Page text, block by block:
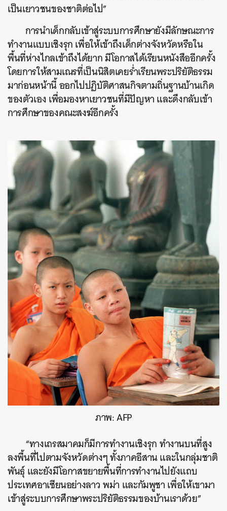
เป็นเยาวชนของชาติต่อไป”
การนำเด็กกลับเข้าสู่ระบบการศึกษายังมีลักษณะการ
ทำงานแบบเชิงรุก เพื่อให้เข้าถึงเด็กต่างจังหวัดหรือใน
พื้นที่ห่างไกลเข้าถึงได้ยาก มีโอกาสได้เรียนหนังสืออีกครั้ง
โดยการให้สามเณรที่เป็นนิสิตเคยร่ำเรียนพระปริยัติธรรม
มาก่อนหน้านี้ ออกไปปฏิบัติศาสนกิจตามถิ่นฐานบ้านเกิด
ของตัวเอง เพื่อมองหาเยาวชนที่มีปัญหา และดึงกลับเข้า
การศึกษาของคณะสงฆ์อีกครั้ง
ภาพ: AFP
“ทางเถรสมาคมก็มีการทำงานเชิงรุก ทำงานบนที่สูง
ลงพื้นที่ไปตามจังหวัดต่างๆ ทั้งภาคอีสาน และในกลุ่มชาติ
พันธ์ุ และยังมีโอกาสขยายพื้นที่การทำงานไปยังแถบ
ประเทศอาเซียนอย่างลาว พม่า และกัมพูชา เพื่อให้เขามา
เข้าสู่ระบบการศึกษาพระปริยัติธรรมของบ้านเราด้วย”
ค้นหา
SHARE TWEET LINE EMAIL